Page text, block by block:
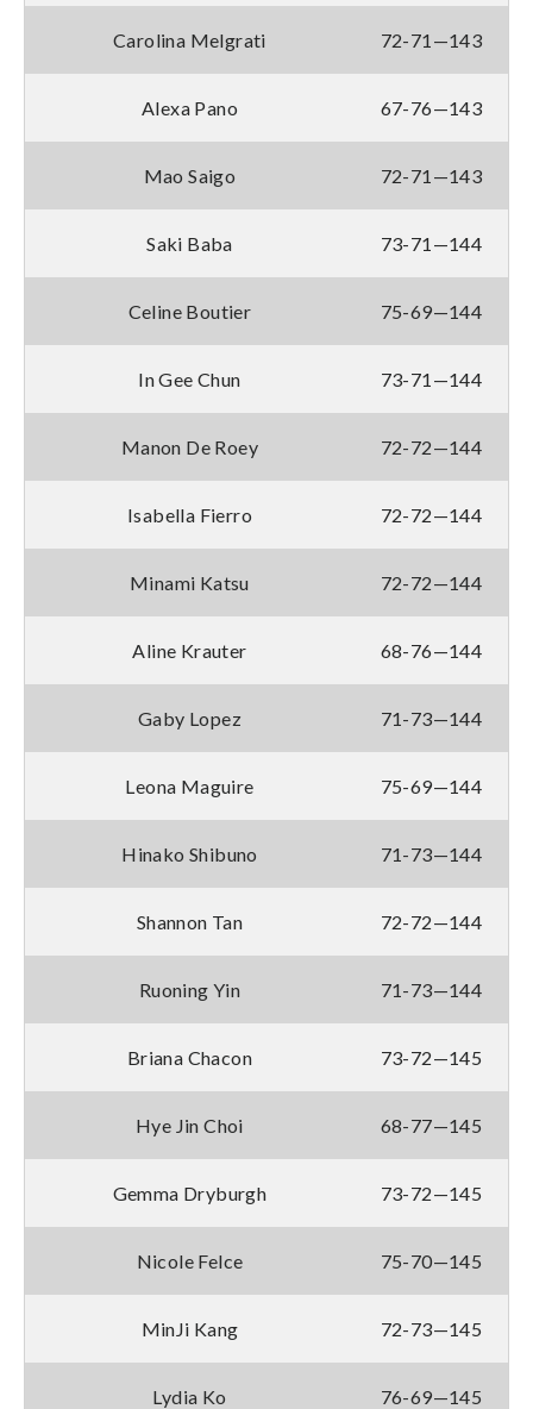
Carolina Melgrati 72-71—143
Alexa Pano 67-76—143
Mao Saigo 72-71—143
Saki Baba 73-71—144
Celine Boutier 75-69—144
In Gee Chun 73-71—144
Manon De Roey 72-72—144
Isabella Fierro 72-72—144
Minami Katsu 72-72—144
Aline Krauter 68-76—144
Gaby Lopez 71-73—144
Leona Maguire 75-69—144
Hinako Shibuno 71-73—144
Shannon Tan 72-72—144
Ruoning Yin 71-73—144
Briana Chacon 73-72—145
Hye Jin Choi 68-77—145
Gemma Dryburgh 73-72—145
Nicole Felce 75-70—145
MinJi Kang 72-73—145
Lydia Ko 76-69—145